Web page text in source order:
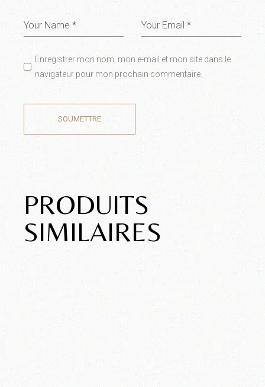
Enregistrer mon nom, mon e-mail et mon site dans le
navigateur pour mon prochain commentaire.
SOUMETTRE
PRODUITS
SIMILAIRES